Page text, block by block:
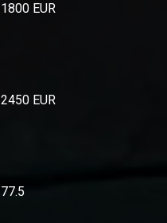
1800 EUR
2450 EUR
77.5